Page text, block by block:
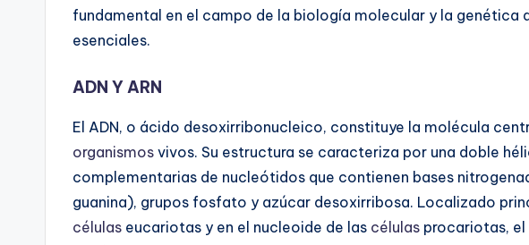
fundamental en el campo de la biología molecular y la genética
esenciales.
ADN Y ARN
El ADN, o ácido desoxirribonucleico, constituye la molécula
organismos vivos. Su estructura se caracteriza por una doble
complementarias de nucleótidos que contienen bases
guanina), grupos fosfato y azúcar desoxirribosa. Localizado
células eucariotas y en el nucleoide de las células procariotas,